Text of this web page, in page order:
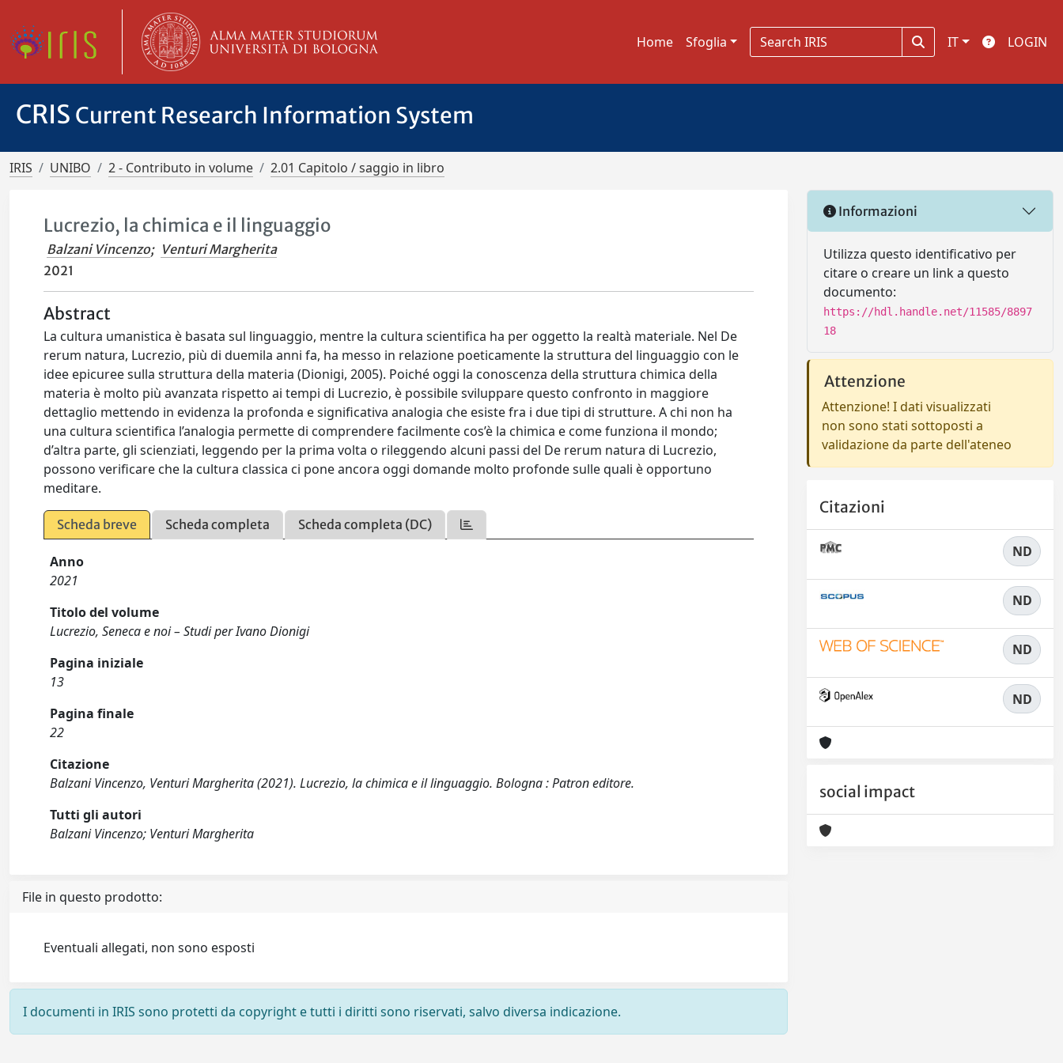
Home Sfoglia IT LOGIN
CRIS Current Research Information System
IRIS UNIBO 2 - Contributo in volume 2.01 Capitolo / saggio in libro
Lucrezio, la chimica e il linguaggio
Balzani Vincenzo; Venturi Margherita
2021
Abstract
La cultura umanistica è basata sul linguaggio, mentre la cultura scientifica ha per oggetto la realtà materiale. Nel De
rerum natura, Lucrezio, più di duemila anni fa, ha messo in relazione poeticamente la struttura del linguaggio con le
idee epicuree sulla struttura della materia (Dionigi, 2005). Poiché oggi la conoscenza della struttura chimica della
materia è molto più avanzata rispetto ai tempi di Lucrezio, è possibile sviluppare questo confronto in maggiore
dettaglio mettendo in evidenza la profonda e significativa analogia che esiste fra i due tipi di strutture. A chi non ha
una cultura scientifica l’analogia permette di comprendere facilmente cos’è la chimica e come funziona il mondo;
d’altra parte, gli scienziati, leggendo per la prima volta o rileggendo alcuni passi del De rerum natura di Lucrezio,
possono verificare che la cultura classica ci pone ancora oggi domande molto profonde sulle quali è opportuno
meditare.
Scheda breve Scheda completa Scheda completa (DC)
Anno
2021
Titolo del volume
Lucrezio, Seneca e noi – Studi per Ivano Dionigi
Pagina iniziale
13
Pagina finale
22
Citazione
Balzani Vincenzo, Venturi Margherita (2021). Lucrezio, la chimica e il linguaggio. Bologna : Patron editore.
Tutti gli autori
Balzani Vincenzo; Venturi Margherita
File in questo prodotto:
Eventuali allegati, non sono esposti
I documenti in IRIS sono protetti da copyright e tutti i diritti sono riservati, salvo diversa indicazione.
Informazioni
Utilizza questo identificativo per
citare o creare un link a questo
documento:
https://hdl.handle.net/11585/8897
18
Attenzione
Attenzione! I dati visualizzati
non sono stati sottoposti a
validazione da parte dell'ateneo
Citazioni
ND
ND
ND
ND
social impact